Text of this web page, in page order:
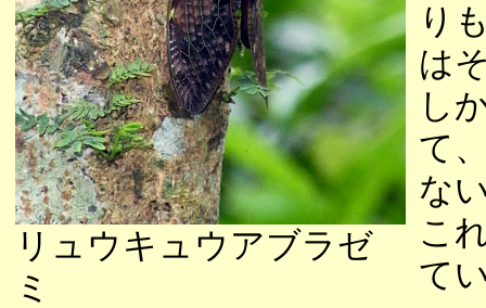
リュウキュウアブラゼ
ミ
り
は
し
て
な
こ
て